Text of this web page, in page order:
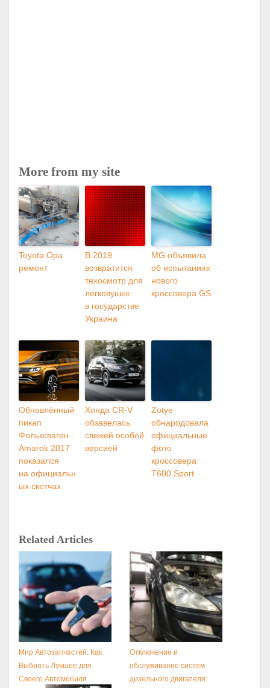
More from my site
Toyota Opa
ремонт
В 2019
возвратится
техосмотр для
легковушек
в государстве
Украина
MG объявила
об испытаниях
нового
кроссовера GS
Обновлённый
пикап
Фольксваген
Amarok 2017
показался
на официальн
ых скетчах
Хонда CR-V
обзавелась
свежей особой
версией
Zotye
обнародовала
официальные
фото
кроссовера
T600 Sport
Related Articles
Мир Автозапчастей: Как
Выбрать Лучшее для
Своего Автомобиля
Отключение и
обслуживание систем
дизельного двигателя: